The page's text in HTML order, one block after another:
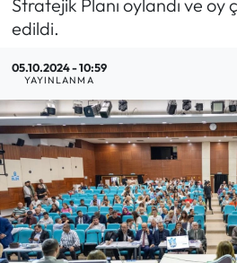
Stratejik Planı oylandı ve oy
edildi.
05.10.2024 - 10:59
YAYINLANMA